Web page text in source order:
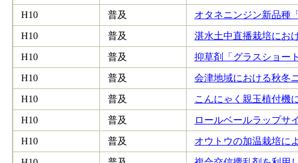
H10 普及 オタネニンジン新品種
H10 普及 湛水土中直播栽培にお
H10 普及 抑草剤「グラスショー
H10 普及 会津地域における秋冬
H10 普及 こんにゃく親玉植付機
H10 普及 ロールベールラップサ
H10 普及 オウトウの加温栽培に